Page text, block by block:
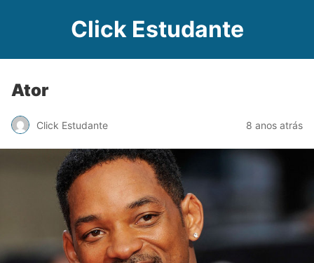
Click Estudante
Ator
Click Estudante 8 anos atrás